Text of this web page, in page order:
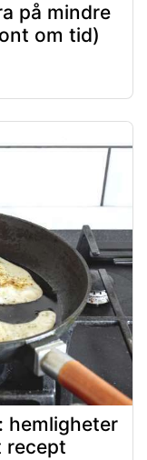
på mindre
om tid)
hemligheter
recept